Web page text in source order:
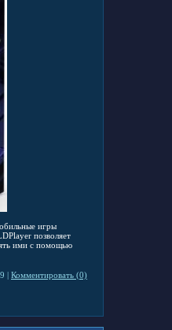
игры
позволяет
ими с помощью
| Комментировать (0)